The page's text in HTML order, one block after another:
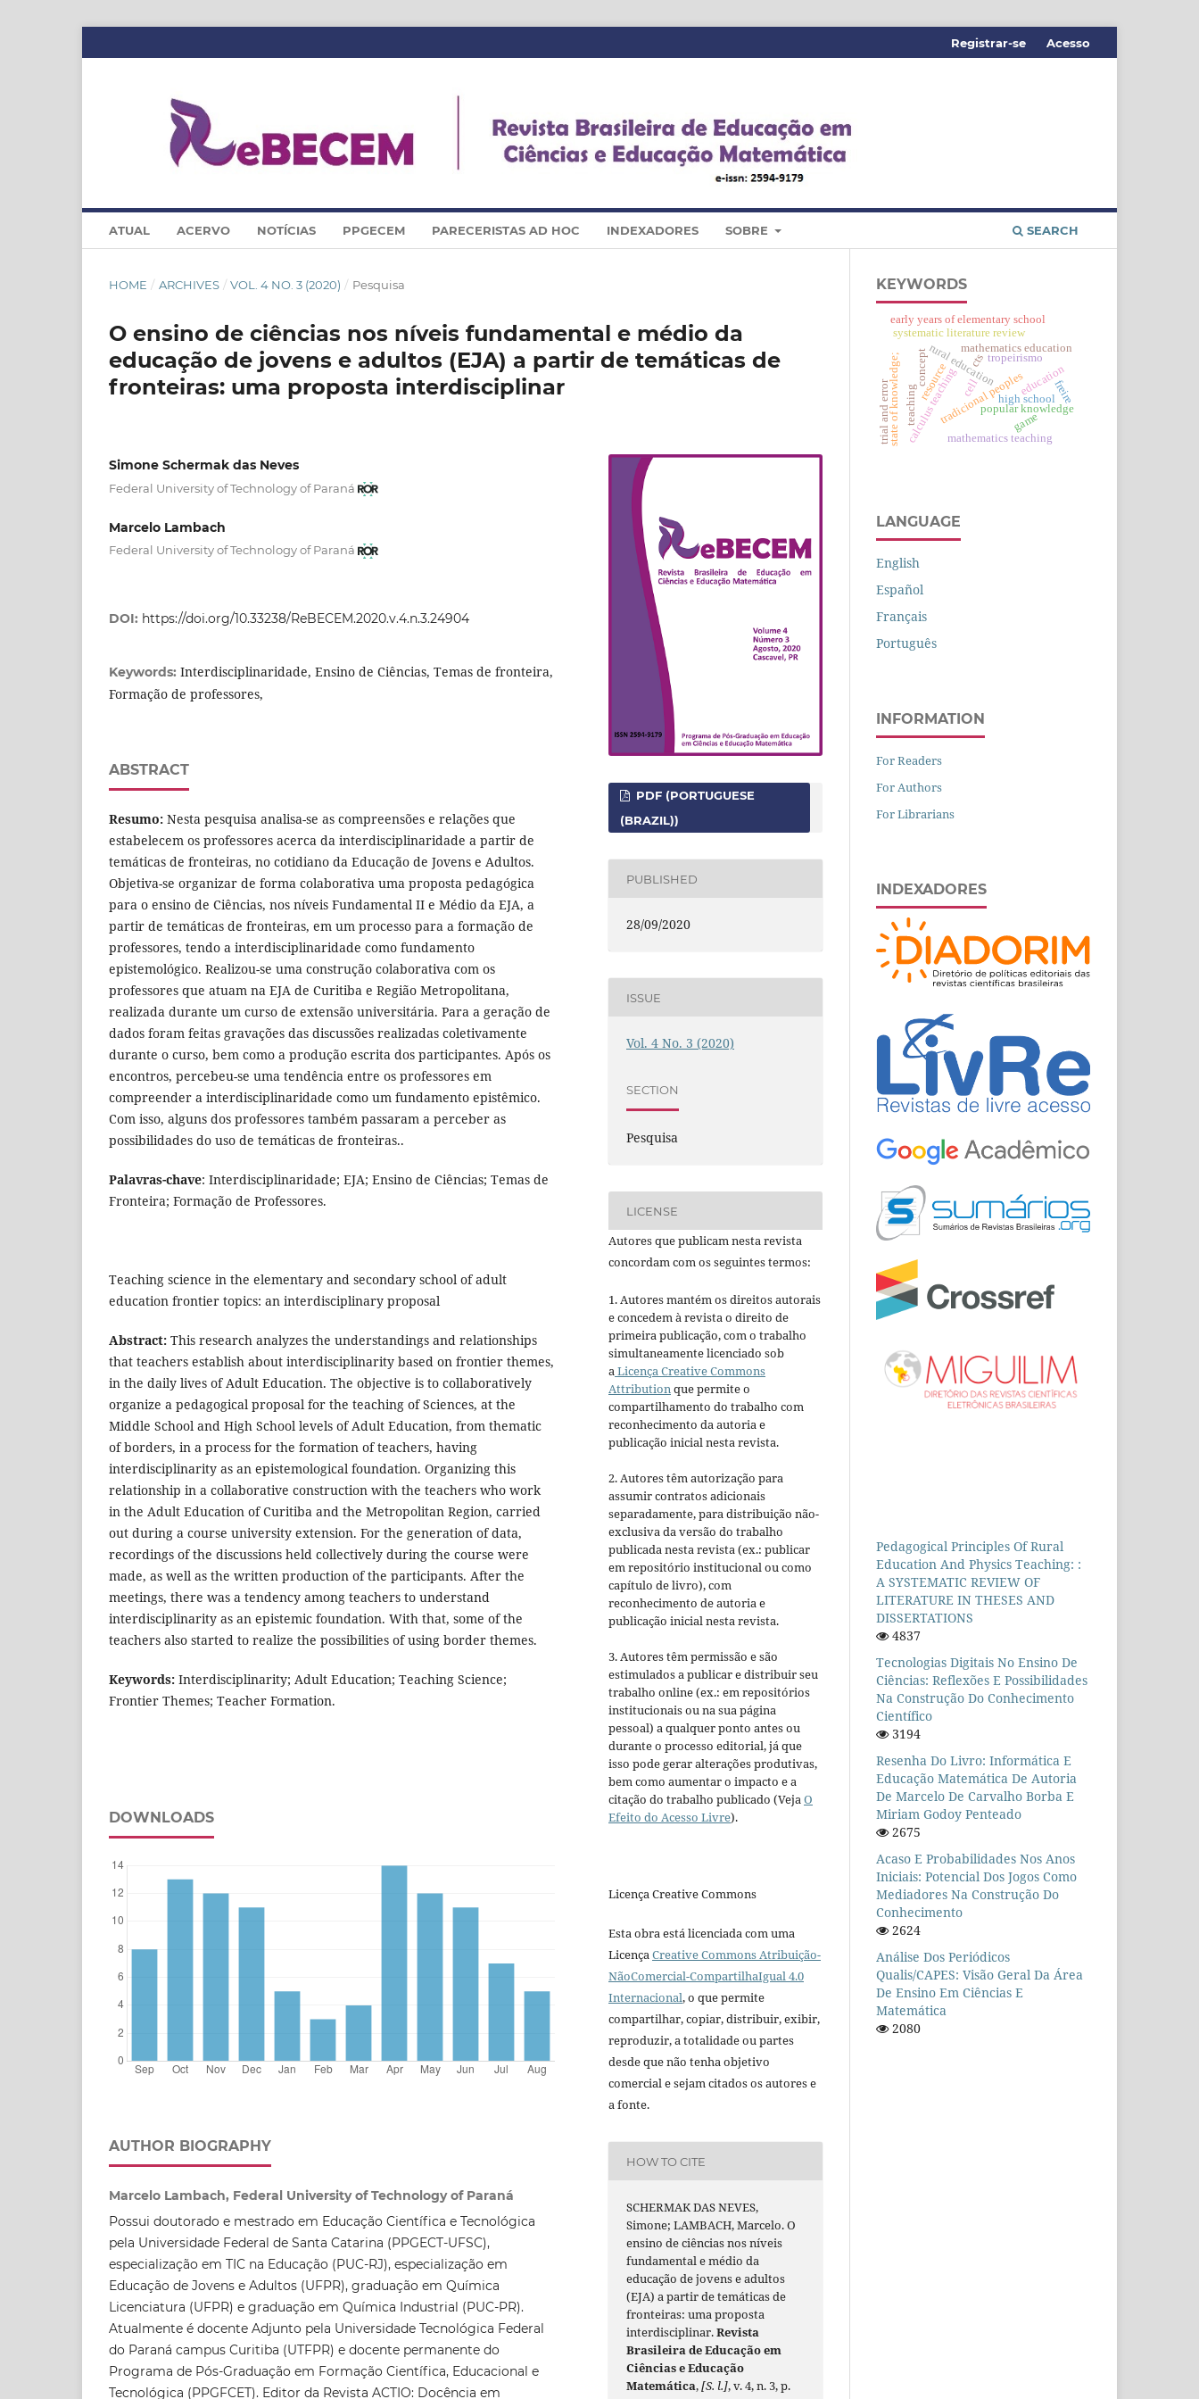
ATUAL ACERVO NOTÍCIAS PPGECEM PARECERISTAS AD HOC INDEXADORES SOBRE SEARCH
Registrar-se Acesso
HOME / ARCHIVES / VOL. 4 NO. 3 (2020) / Pesquisa
O ensino de ciências nos níveis fundamental e médio da
educação de jovens e adultos (EJA) a partir de temáticas de
fronteiras: uma proposta interdisciplinar
Simone Schermak das Neves
Federal University of Technology of Paraná
Marcelo Lambach
Federal University of Technology of Paraná
DOI: https://doi.org/10.33238/ReBECEM.2020.v.4.n.3.24904
Keywords: Interdisciplinaridade, Ensino de Ciências, Temas de fronteira,
Formação de professores,
ABSTRACT
Resumo: Nesta pesquisa analisa-se as compreensões e relações que
estabelecem os professores acerca da interdisciplinaridade a partir de
temáticas de fronteiras, no cotidiano da Educação de Jovens e Adultos.
Objetiva-se organizar de forma colaborativa uma proposta pedagógica
para o ensino de Ciências, nos níveis Fundamental II e Médio da EJA, a
partir de temáticas de fronteiras, em um processo para a formação de
professores, tendo a interdisciplinaridade como fundamento
epistemológico. Realizou-se uma construção colaborativa com os
professores que atuam na EJA de Curitiba e Região Metropolitana,
realizada durante um curso de extensão universitária. Para a geração de
dados foram feitas gravações das discussões realizadas coletivamente
durante o curso, bem como a produção escrita dos participantes. Após os
encontros, percebeu-se uma tendência entre os professores em
compreender a interdisciplinaridade como um fundamento epistêmico.
Com isso, alguns dos professores também passaram a perceber as
possibilidades do uso de temáticas de fronteiras..
Palavras-chave: Interdisciplinaridade; EJA; Ensino de Ciências; Temas de
Fronteira; Formação de Professores.
Teaching science in the elementary and secondary school of adult
education frontier topics: an interdisciplinary proposal
Abstract: This research analyzes the understandings and relationships
that teachers establish about interdisciplinarity based on frontier themes,
in the daily lives of Adult Education. The objective is to collaboratively
organize a pedagogical proposal for the teaching of Sciences, at the
Middle School and High School levels of Adult Education, from thematic
of borders, in a process for the formation of teachers, having
interdisciplinarity as an epistemological foundation. Organizing this
relationship in a collaborative construction with the teachers who work
in the Adult Education of Curitiba and the Metropolitan Region, carried
out during a course university extension. For the generation of data,
recordings of the discussions held collectively during the course were
made, as well as the written production of the participants. After the
meetings, there was a tendency among teachers to understand
interdisciplinarity as an epistemic foundation. With that, some of the
teachers also started to realize the possibilities of using border themes.
Keywords: Interdisciplinarity; Adult Education; Teaching Science;
Frontier Themes; Teacher Formation.
DOWNLOADS
AUTHOR BIOGRAPHY
Marcelo Lambach, Federal University of Technology of Paraná
Possui doutorado e mestrado em Educação Científica e Tecnológica
pela Universidade Federal de Santa Catarina (PPGECT-UFSC),
especialização em TIC na Educação (PUC-RJ), especialização em
Educação de Jovens e Adultos (UFPR), graduação em Química
Licenciatura (UFPR) e graduação em Química Industrial (PUC-PR).
Atualmente é docente Adjunto pela Universidade Tecnológica Federal
do Paraná campus Curitiba (UTFPR) e docente permanente do
Programa de Pós-Graduação em Formação Científica, Educacional e
Tecnológica (PPGFCET). Editor da Revista ACTIO: Docência em
PDF (PORTUGUESE
(BRAZIL))
PUBLISHED
28/09/2020
ISSUE
Vol. 4 No. 3 (2020)
SECTION
Pesquisa
LICENSE
Autores que publicam nesta revista
concordam com os seguintes termos:
1. Autores mantém os direitos autorais
e concedem à revista o direito de
primeira publicação, com o trabalho
simultaneamente licenciado sob
aLicença Creative Commons
Attributionque permite o
compartilhamento do trabalho com
reconhecimento da autoria e
publicação inicial nesta revista.
2. Autores têm autorização para
assumir contratos adicionais
separadamente, para distribuição não-
exclusiva da versão do trabalho
publicada nesta revista (ex.: publicar
em repositório institucional ou como
capítulo de livro), com
reconhecimento de autoria e
publicação inicial nesta revista.
3. Autores têm permissão e são
estimulados a publicar e distribuir seu
trabalho online (ex.: em repositórios
institucionais ou na sua página
pessoal) a qualquer ponto antes ou
durante o processo editorial, já que
isso pode gerar alterações produtivas,
bem como aumentar o impacto e a
citação do trabalho publicado (VejaO
Efeito do Acesso Livre).
Licença Creative Commons
Esta obra está licenciada com uma
LicençaCreative Commons Atribuição-
NãoComercial-CompartilhaIgual 4.0
Internacional, o que permite
compartilhar, copiar, distribuir, exibir,
reproduzir, a totalidade ou partes
desde que não tenha objetivo
comercial e sejam citados os autores e
a fonte.
HOW TO CITE
SCHERMAK DAS NEVES,
Simone; LAMBACH, Marcelo. O
ensino de ciências nos níveis
fundamental e médio da
educação de jovens e adultos
(EJA) a partir de temáticas de
fronteiras: uma proposta
interdisciplinar.Revista
Brasileira de Educação em
Ciências e Educação
Matemática,[S. l.], v. 4, n. 3, p.
KEYWORDS
popular knowledge
tradicional peoples
tropeirismo
rural educationmathematics education
calculus teaching
systematic literature review
teaching
concept
game
state of knowledge;
early years of elementary school
high school
cell
resource education
mathematics teaching
trial and error
cts
freire
LANGUAGE
English
Español
Français
Português
INFORMATION
For Readers
For Authors
For Librarians
INDEXADORES
Pedagogical Principles Of Rural
Education And Physics Teaching: :
A SYSTEMATIC REVIEW OF
LITERATURE IN THESES AND
DISSERTATIONS
4837
Tecnologias Digitais No Ensino De
Ciências: Reflexões E Possibilidades
Na Construção Do Conhecimento
Científico
3194
Resenha Do Livro: Informática E
Educação Matemática De Autoria
De Marcelo De Carvalho Borba E
Miriam Godoy Penteado
2675
Acaso E Probabilidades Nos Anos
Iniciais: Potencial Dos Jogos Como
Mediadores Na Construção Do
Conhecimento
2624
Análise Dos Periódicos
Qualis/CAPES: Visão Geral Da Área
De Ensino Em Ciências E
Matemática
2080